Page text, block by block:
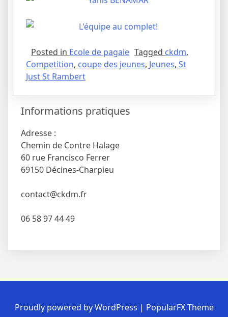
Posted in Ecole de pagaie Tagged ckdm,
Competition, coupe des jeunes, Jeunes, St
Just St Rambert
Informations pratiques
Adresse :
Chemin de Contre Halage
60 rue Francisco Ferrer
69150 Décines-Charpieu
contact@ckdm.fr
06 58 97 44 49
Proudly powered by WordPress | PopularFX Theme